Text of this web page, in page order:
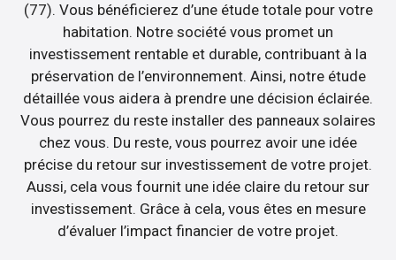
(77). Vous bénéficierez d’une étude totale pour votre
habitation. Notre société vous promet un
investissement rentable et durable, contribuant à la
préservation de l’environnement. Ainsi, notre étude
détaillée vous aidera à prendre une décision éclairée.
Vous pourrez du reste installer des panneaux solaires
chez vous. Du reste, vous pourrez avoir une idée
précise du retour sur investissement de votre projet.
Aussi, cela vous fournit une idée claire du retour sur
investissement. Grâce à cela, vous êtes en mesure
d’évaluer l’impact financier de votre projet.